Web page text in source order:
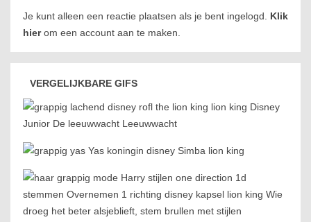
Je kunt alleen een reactie plaatsen als je bent ingelogd. Klik
hierom een account aan te maken.
VERGELIJKBARE GIFS